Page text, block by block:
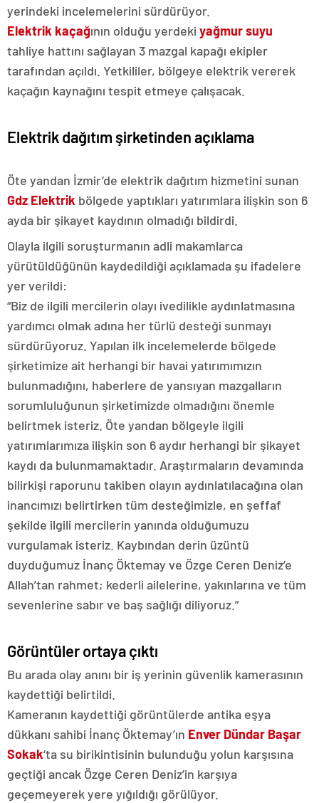
yerindeki incelemelerini sürdürüyor.
Elektrik kaçağının olduğu yerdeki yağmur suyu
tahliye hattını sağlayan 3 mazgal kapağı ekipler
tarafından açıldı. Yetkililer, bölgeye elektrik vererek
kaçağın kaynağını tespit etmeye çalışacak.
Elektrik dağıtım şirketinden açıklama
Öte yandan İzmir’de elektrik dağıtım hizmetini sunan
Gdz Elektrik bölgede yaptıkları yatırımlara ilişkin son 6
ayda bir şikayet kaydının olmadığı bildirdi.
Olayla ilgili soruşturmanın adli makamlarca
yürütüldüğünün kaydedildiği açıklamada şu ifadelere
yer verildi:
“Biz de ilgili mercilerin olayı ivedilikle aydınlatmasına
yardımcı olmak adına her türlü desteği sunmayı
sürdürüyoruz. Yapılan ilk incelemelerde bölgede
şirketimize ait herhangi bir havai yatırımımızın
bulunmadığını, haberlere de yansıyan mazgalların
sorumluluğunun şirketimizde olmadığını önemle
belirtmek isteriz. Öte yandan bölgeyle ilgili
yatırımlarımıza ilişkin son 6 aydır herhangi bir şikayet
kaydı da bulunmamaktadır. Araştırmaların devamında
bilirkişi raporunu takiben olayın aydınlatılacağına olan
inancımızı belirtirken tüm desteğimizle, en şeffaf
şekilde ilgili mercilerin yanında olduğumuzu
vurgulamak isteriz. Kaybından derin üzüntü
duyduğumuz İnanç Öktemay ve Özge Ceren Deniz’e
Allah’tan rahmet; kederli ailelerine, yakınlarına ve tüm
sevenlerine sabır ve baş sağlığı diliyoruz.”
Görüntüler ortaya çıktı
Bu arada olay anını bir iş yerinin güvenlik kamerasının
kaydettiği belirtildi.
Kameranın kaydettiği görüntülerde antika eşya
dükkanı sahibi İnanç Öktemay’ın Enver Dündar Başar
Sokak‘ta su birikintisinin bulunduğu yolun karşısına
geçtiği ancak Özge Ceren Deniz’in karşıya
geçemeyerek yere yığıldığı görülüyor.